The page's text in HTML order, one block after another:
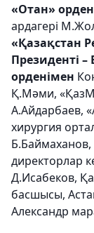
«Отан»
ардагері
«Қазақстан
Президенті
орденімен
Қ.Мәми,
А.Айдарбаев,
хирургия
директорлар
Д.Исабеков,
басшысы,
Александр